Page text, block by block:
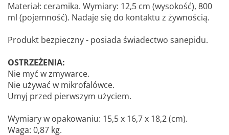
Materiał: ceramika. Wymiary: 12,5 cm (wysokość), 800
ml (pojemność). Nadaje się do kontaktu z żywnością.
Produkt bezpieczny - posiada świadectwo sanepidu.
OSTRZEŻENIA:
Nie myć w zmywarce.
Nie używać w mikrofalówce.
Umyj przed pierwszym użyciem.
Wymiary w opakowaniu: 15,5 x 16,7 x 18,2 (cm).
Waga: 0,87 kg.